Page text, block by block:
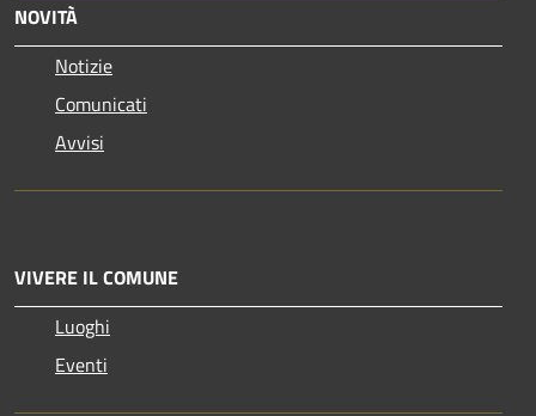
NOVITÀ
Notizie
Comunicati
Avvisi
VIVERE IL COMUNE
Luoghi
Eventi